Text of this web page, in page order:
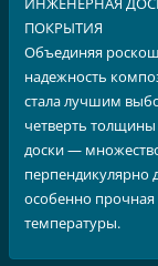
ПОКРЫТИЯ
Объединяя
надежность
стала лучшим
четверть толщины
доски —
перпендикулярно
особенно
температуры.